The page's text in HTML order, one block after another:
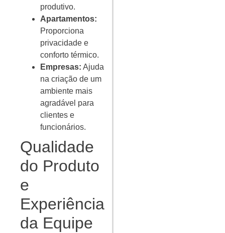
produtivo.
Apartamentos:
Proporciona
privacidade e
conforto térmico.
Empresas: Ajuda
na criação de um
ambiente mais
agradável para
clientes e
funcionários.
Qualidade
do Produto
e
Experiência
da Equipe